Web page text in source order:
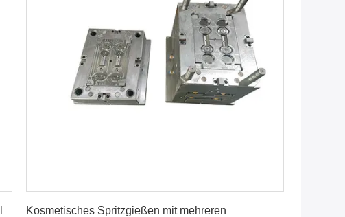
Kosmetisches Spritzgießen mit mehreren